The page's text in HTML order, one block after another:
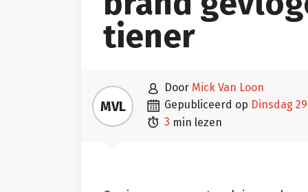
tiener
MVL
 door Mick Van Loon
 gepubliceerd op dinsdag
 3 min lezen